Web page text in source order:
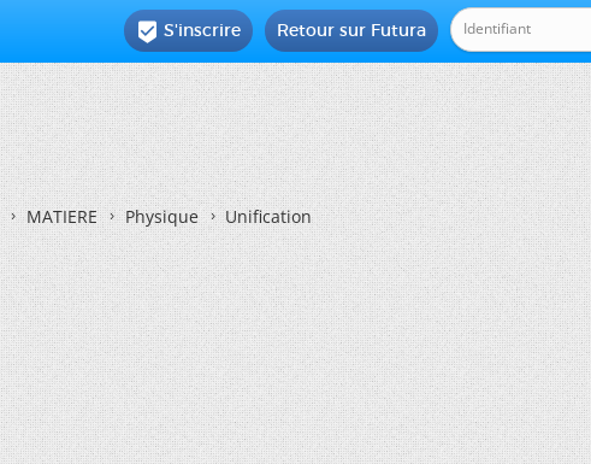
Retour sur Futura
 S'inscrire
MATIERE Physique Unification